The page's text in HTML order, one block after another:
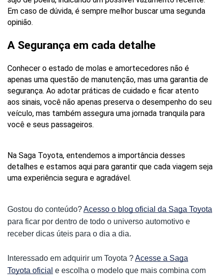
Em caso de dúvida, é sempre melhor buscar uma segunda
opinião.
A Segurança em cada detalhe
Conhecer o estado de molas e amortecedores não é
apenas uma questão de manutenção, mas uma garantia de
segurança. Ao adotar práticas de cuidado e ficar atento
aos sinais, você não apenas preserva o desempenho do seu
veículo, mas também assegura uma jornada tranquila para
você e seus passageiros.
Na Saga Toyota, entendemos a importância desses
detalhes e estamos aqui para garantir que cada viagem seja
uma experiência segura e agradável.
Gostou do conteúdo?Acesso o blog oficial da Saga Toyota
para ficar por dentro de todo o universo automotivo e
receber dicas úteis para o dia a dia.
Interessado em adquirir um Toyota ?Acesse a Saga
Toyota oficial e escolha o modelo que mais combina com